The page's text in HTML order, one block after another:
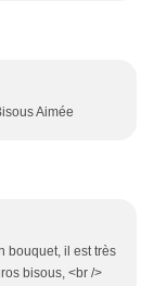
Aimée
bouquet, il est très
bisous, <br />